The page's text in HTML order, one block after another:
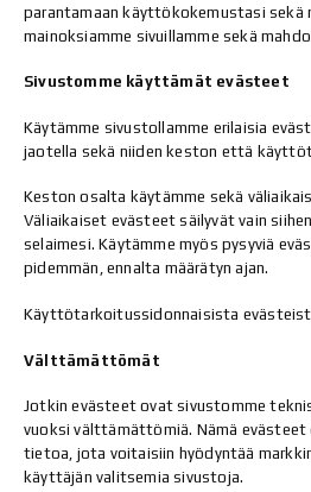
parantamaan käyttökokemustasi sekä
mainoksiamme sivuillamme sekä
Sivustomme käyttämät evästeet
Käytämme sivustollamme erilaisia
jaotella sekä niiden keston että
Keston osalta käytämme sekä
Väliaikaiset evästeet säilyvät vain
selaimesi. Käytämme myös pysyviä
pidemmän, ennalta määrätyn ajan.
Käyttötarkoitussidonnaisista
Välttämättömät
Jotkin evästeet ovat sivustomme
vuoksi välttämättömiä. Nämä
tietoa, jota voitaisiin hyödyntää
käyttäjän valitsemia sivustoja.